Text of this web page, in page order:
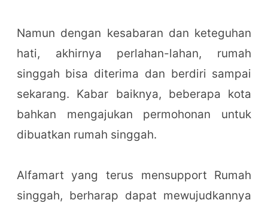
Namun dengan kesabaran dan keteguhan
hati, akhirnya perlahan-lahan, rumah
singgah bisa diterima dan berdiri sampai
sekarang. Kabar baiknya, beberapa kota
bahkan mengajukan permohonan untuk
dibuatkan rumah singgah.
Alfamart yang terus mensupport Rumah
singgah, berharap dapat mewujudkannya